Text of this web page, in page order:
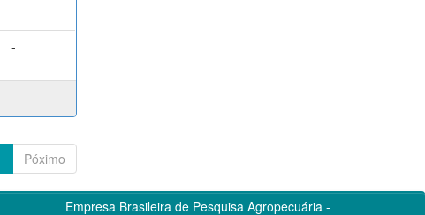
-
Póximo
Empresa Brasileira de Pesquisa Agropecuária -